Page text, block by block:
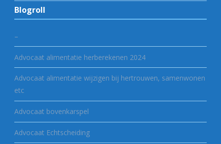
Blogroll
–
Advocaat alimentatie herberekenen 2024
Advocaat alimentatie wijzigen bij hertrouwen, samenwonen
etc
Advocaat bovenkarspel
Advocaat Echtscheiding